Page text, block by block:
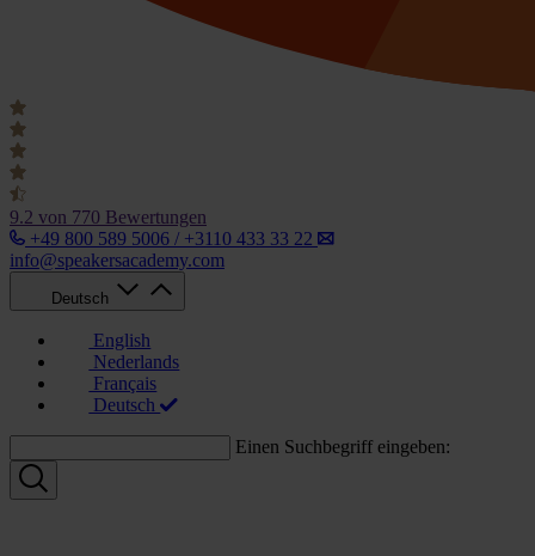
9.2 von 770 Bewertungen
+49 800 589 5006 / +3110 433 33 22
info@speakersacademy.com
Deutsch
English
Nederlands
Français
Deutsch
Einen Suchbegriff eingeben: